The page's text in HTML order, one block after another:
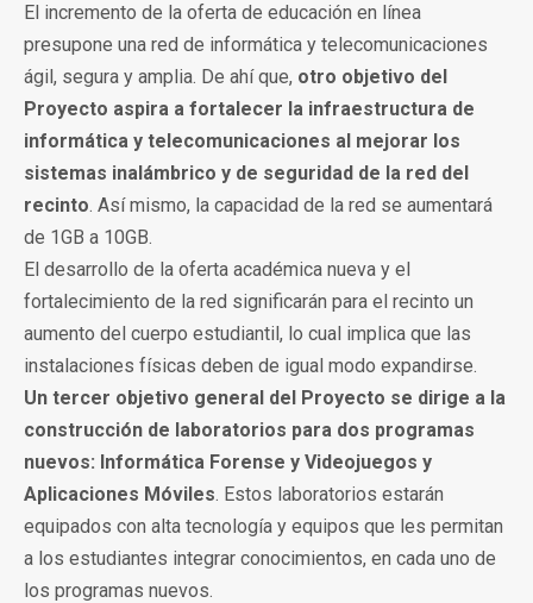
El incremento de la oferta de educación en línea
presupone una red de informática y telecomunicaciones
ágil, segura y amplia. De ahí que, otro objetivo del
Proyecto aspira a fortalecer la infraestructura de
informática y telecomunicaciones al mejorar los
sistemas inalámbrico y de seguridad de la red del
recinto. Así mismo, la capacidad de la red se aumentará
de 1GB a 10GB.
El desarrollo de la oferta académica nueva y el
fortalecimiento de la red significarán para el recinto un
aumento del cuerpo estudiantil, lo cual implica que las
instalaciones físicas deben de igual modo expandirse.
Un tercer objetivo general del Proyecto se dirige a la
construcción de laboratorios para dos programas
nuevos: Informática Forense y Videojuegos y
Aplicaciones Móviles. Estos laboratorios estarán
equipados con alta tecnología y equipos que les permitan
a los estudiantes integrar conocimientos, en cada uno de
los programas nuevos.